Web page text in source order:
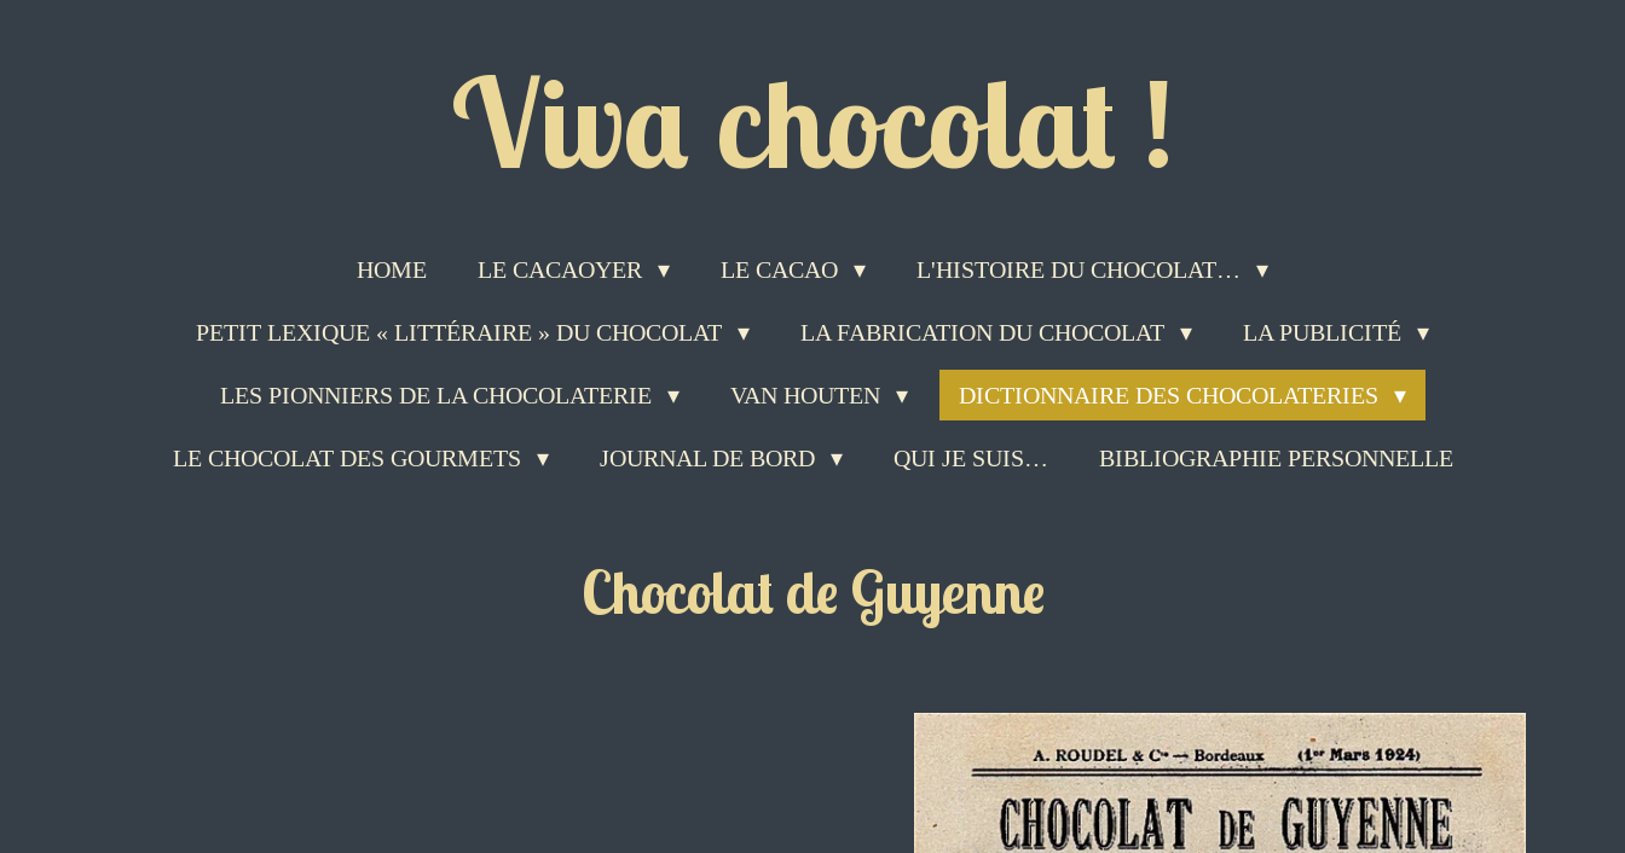
Viva chocolat !
HOME LE CACAOYER LE CACAO L'HISTOIRE DU CHOCOLAT…
PETIT LEXIQUE « LITTÉRAIRE » DU CHOCOLAT LA FABRICATION DU CHOCOLAT LA PUBLICITÉ
LES PIONNIERS DE LA CHOCOLATERIE VAN HOUTEN DICTIONNAIRE DES CHOCOLATERIES
LE CHOCOLAT DES GOURMETS JOURNAL DE BORD QUI JE SUIS… BIBLIOGRAPHIE PERSONNELLE
Chocolat de Guyenne